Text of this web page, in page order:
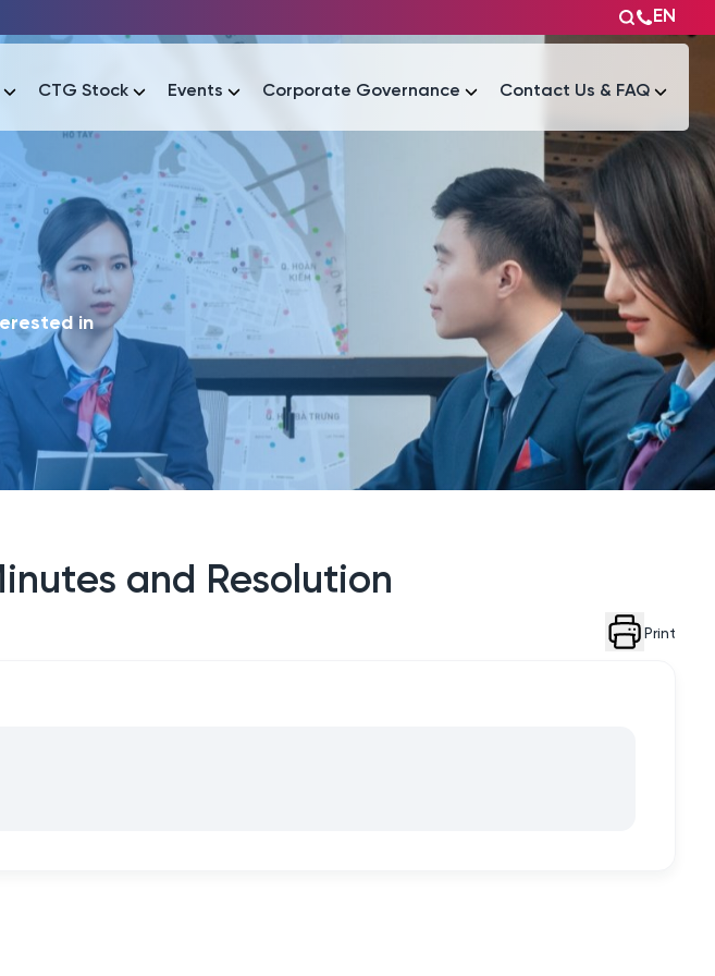
EN
Công bố thông tin Sự kiện
CTG Stock Events Corporate Governance Contact Us & FAQ
Công bố thông tin Tài liệu
in
and Resolution
Print